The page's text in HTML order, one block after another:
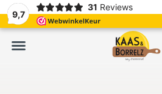
9,7
31 Reviews
Vers van het mes en